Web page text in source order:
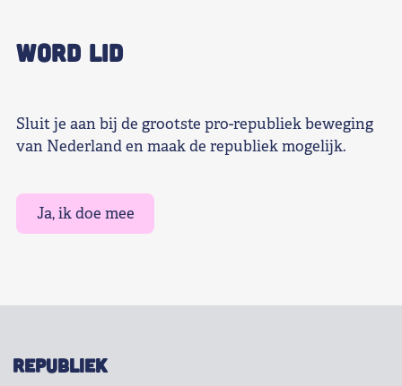
WORD LID
Sluit je aan bij de grootste pro-republiek beweging
van Nederland en maak de republiek mogelijk.
Ja, ik doe mee
REPUBLIEK